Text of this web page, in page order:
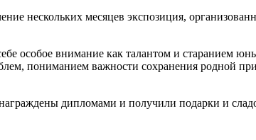
нескольких месяцев экспозиция,
особое внимание как талантом и старанием
пониманием важности сохранения родной
дипломами и получили подарки и